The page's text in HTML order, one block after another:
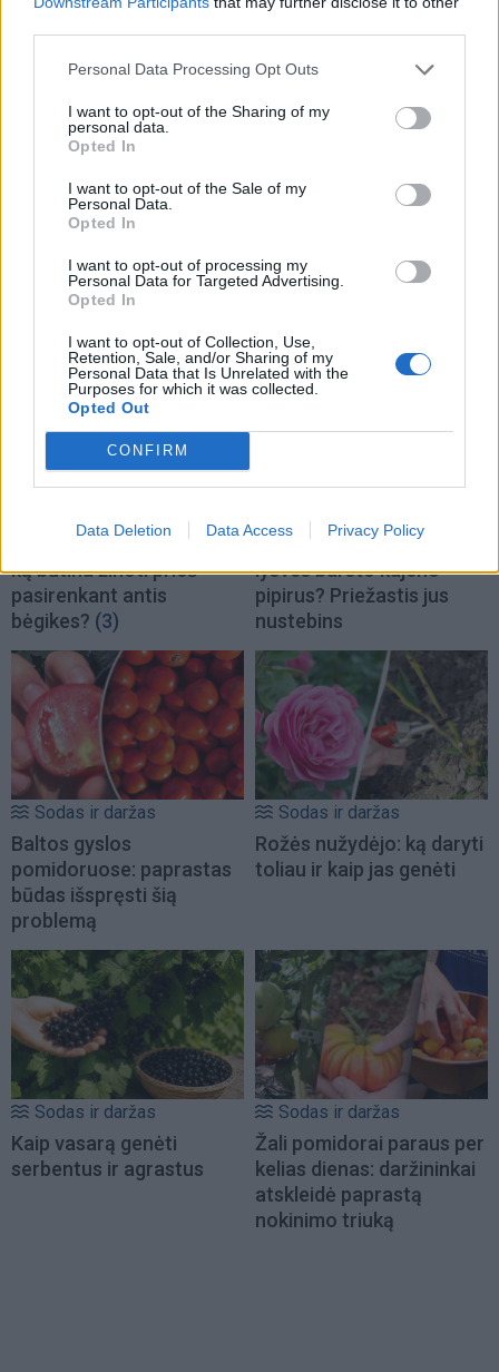
Personal Data Processing Opt Outs
I want to opt-out of the Sharing of my
personal data.
Opted In
I want to opt-out of the Sale of my
Personal Data.
Opted In
I want to opt-out of processing my
Personal Data for Targeted Advertising.
Opted In
I want to opt-out of Collection, Use,
Retention, Sale, and/or Sharing of my
Personal Data that Is Unrelated with the
Purposes for which it was collected.
Opted Out
CONFIRM
Data Deletion Data Access Privacy Policy
TAIP PAT SKAITYKITE
Sodas ir daržas
prižiūrėti pomidorus per
karščius, kad
kas graužikus gąsdina
labiau nei nuodai
Natūrali kova su šliužais:
ką būtina žinoti prieš
pasirenkant antis
bėgikes? (3)
Kodėl sodininkai aplink
lysves barsto kajeno
pipirus? Priežastis jus
nustebins
Sodas ir daržas
Baltos gyslos
pomidoruose: paprastas
būdas išspręsti šią
problemą
Sodas ir daržas
Rožės nužydėjo: ką daryti
toliau ir kaip jas genėti
Sodas ir daržas
Kaip vasarą genėti
serbentus ir agrastus
Sodas ir daržas
Žali pomidorai paraus per
kelias dienas: daržininkai
atskleidė paprastą
nokinimo triuką